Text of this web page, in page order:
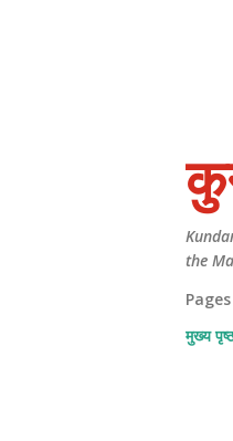
the
Pages
मुख्य पृष्ठ